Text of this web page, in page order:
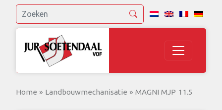
Home » Landbouwmechanisatie » MAGNI MJP 11.5